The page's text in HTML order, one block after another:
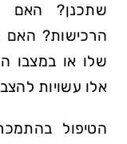
שתכנן? האם
הרכישות? האם
שלו או במצבו
אלו עשויות
הטיפול